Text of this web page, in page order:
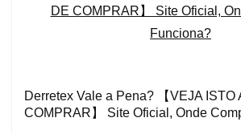
Derretex Vale a Pena? 【VEJA ISTO
COMPRAR】 Site Oficial, Onde